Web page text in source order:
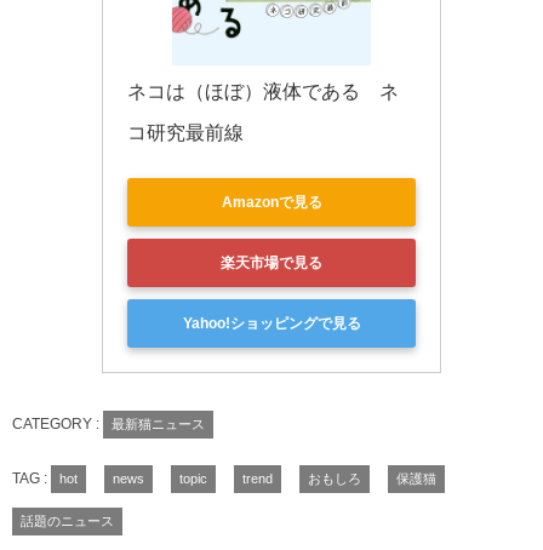
ネコは（ほぼ）液体である　ネ
コ研究最前線
Amazonで見る
楽天市場で見る
Yahoo!ショッピングで見る
CATEGORY : 最新猫ニュース
TAG : hot news topic trend おもしろ 保護猫
話題のニュース